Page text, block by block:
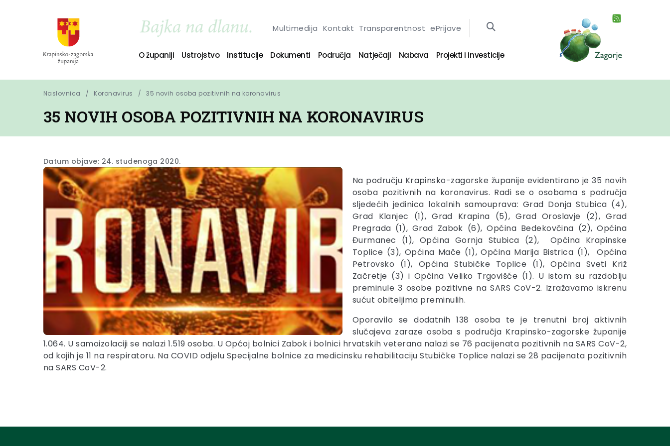
Multimedija Kontakt Transparentnost ePrijave
O županiji Ustrojstvo Institucije Dokumenti Područja Natječaji Nabava Projekti i investicije
Naslovnica Koronavirus 35 novih osoba pozitivnih na koronavirus
35 NOVIH OSOBA POZITIVNIH NA KORONAVIRUS
Datum objave: 24. studenoga 2020.
Na području Krapinsko-zagorske županije evidentirano je 35 novih
osoba pozitivnih na koronavirus. Radi se o osobama s područja
sljedećih jedinica lokalnih samouprava: Grad Donja Stubica (4),
Grad Klanjec (1), Grad Krapina (5), Grad Oroslavje (2), Grad
Pregrada (1), Grad Zabok (6), Općina Bedekovčina (2), Općina
Đurmanec (1), Općina Gornja Stubica (2), Općina Krapinske
Toplice (3), Općina Mače (1), Općina Marija Bistrica (1), Općina
Petrovsko (1), Općina Stubičke Toplice (1), Općina Sveti Križ
Začretje (3) i Općina Veliko Trgovišće (1). U istom su razdoblju
preminule 3 osobe pozitivne na SARS CoV-2. Izražavamo iskrenu
sućut obiteljima preminulih.
Oporavilo se dodatnih 138 osoba te je trenutni broj aktivnih
slučajeva zaraze osoba s područja Krapinsko-zagorske županije
1.064. U samoizolaciji se nalazi 1.519 osoba. U Općoj bolnici Zabok i bolnici hrvatskih veterana nalazi se 76 pacijenata pozitivnih na SARS CoV-2,
od kojih je 11 na respiratoru. Na COVID odjelu Specijalne bolnice za medicinsku rehabilitaciju Stubičke Toplice nalazi se 28 pacijenata pozitivnih
na SARS CoV-2.